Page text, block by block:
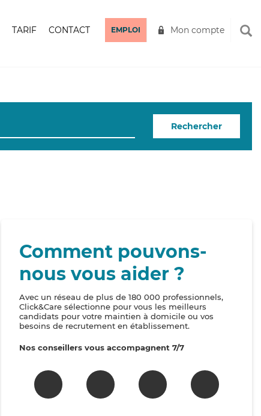
TARIF CONTACT EMPLOI Mon compte
Rechercher
Comment pouvons-
nous vous aider ?
Avec un réseau de plus de 180 000 professionnels,
Click&Care sélectionne pour vous les meilleurs
candidats pour votre maintien à domicile ou vos
besoins de recrutement en établissement.
Nos conseillers vous accompagnent 7/7